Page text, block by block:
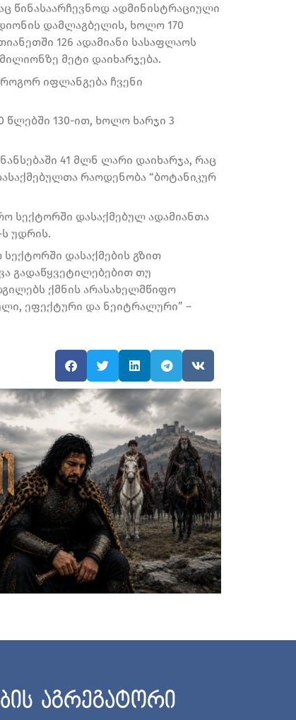
წინასაარჩევნოდ ადმინისტრაციული
დამლაგბელის, ხოლო 170
126 ადამიანი სასაფლაოს
მეტი დაიხარჯება.
იფლანგება ჩვენი
წლებში 130-ით, ხოლო ხარჯი 3
41 მლნ ლარი დაიხარჯა, რაც
რაოდენობა “ბოტანიკურ
სექტორში დასაქმებულ ადამიანთა
ს უდრის.
დასაქმების გზით
გადაწყვეტილებებით თუ
ქმნის არასახელმწიფო
ეფექტური და ნეიტრალური” –
აგრეგატორი